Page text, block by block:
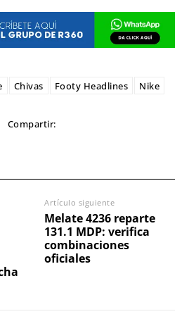
Chivas Footy Headlines Nike
Compartir:
Artículo siguiente
Melate 4236 reparte
131.1 MDP: verifica
combinaciones
oficiales